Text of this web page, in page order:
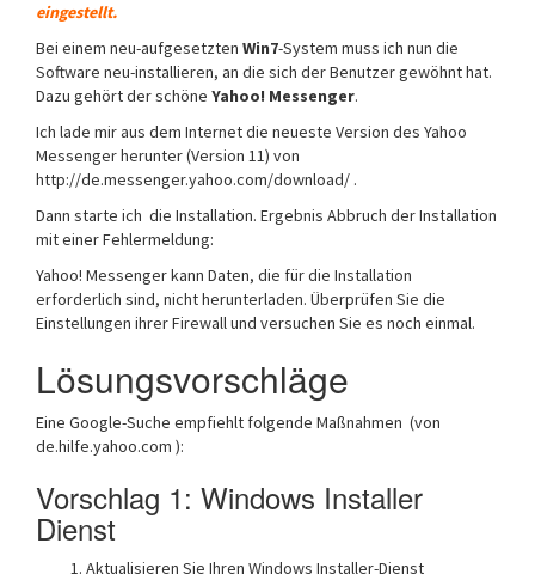
eingestellt.
Bei einem neu-aufgesetzten Win7-System muss ich nun die
Software neu-installieren, an die sich der Benutzer gewöhnt hat.
Dazu gehört der schöne Yahoo! Messenger.
Ich lade mir aus dem Internet die neueste Version des Yahoo
Messenger herunter (Version 11) von
http://de.messenger.yahoo.com/download/ .
Dann starte ich die Installation. Ergebnis Abbruch der Installation
mit einer Fehlermeldung:
Yahoo! Messenger kann Daten, die für die Installation
erforderlich sind, nicht herunterladen. Überprüfen Sie die
Einstellungen ihrer Firewall und versuchen Sie es noch einmal.
Lösungsvorschläge
Eine Google-Suche empfiehlt folgende Maßnahmen (von
de.hilfe.yahoo.com ):
Vorschlag 1: Windows Installer
Dienst
Aktualisieren Sie Ihren Windows Installer-Dienst